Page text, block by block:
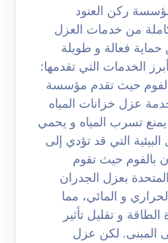
ركن العنود
من خدمات العزل
حماية فعالة و طويلة
الخدمات التي تقدمها:
حيث تقدم مؤسسة
عزل خزانات المياه
يمنع تسرب المياه و يحمي
التي قد تؤدي إلى
بالفوم حيث تقوم
بعزل الجدران
و المائي، مما
و تقليل تأثير
المبنى. لكن عزل